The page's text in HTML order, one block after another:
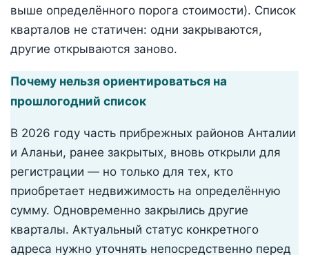
выше определённого порога стоимости). Список
кварталов не статичен: одни закрываются,
другие открываются заново.
Почему нельзя ориентироваться на
прошлогодний список
В 2026 году часть прибрежных районов Анталии
и Аланьи, ранее закрытых, вновь открыли для
регистрации — но только для тех, кто
приобретает недвижимость на определённую
сумму. Одновременно закрылись другие
кварталы. Актуальный статус конкретного
адреса нужно уточнять непосредственно перед